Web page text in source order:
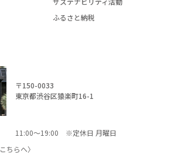
ふるさと納税
〒150-0033
東京都渋谷区猿楽町16-1
11:00～19:00 ※定休日 月曜日
こちらへ〉